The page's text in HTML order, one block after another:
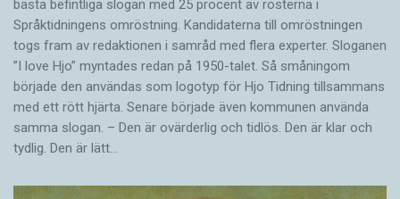
bästa befintliga slogan med 25 procent av rösterna i
Språktidningens omröstning. Kandidaterna till omröstningen
togs fram av redaktionen i samråd med flera experter. Sloganen
”I love Hjo” myntades redan på 1950-talet. Så småningom
började den användas som logotyp för Hjo Tidning tillsammans
med ett rött hjärta. Senare började även kommunen använda
samma slogan. – Den är ovärderlig och tidlös. Den är klar och
tydlig. Den är lätt…